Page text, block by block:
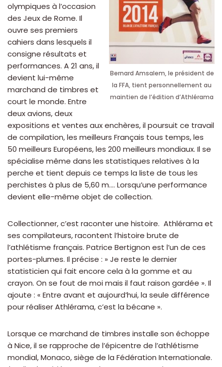
Bernard Amsalem, le président de
la FFA, tient personnellement au
maintien de l’édition d’Athlérama
olympiques à l’occasion
des Jeux de Rome. Il
ouvre ses premiers
cahiers dans lesquels il
consigne résultats et
performances. A 21 ans, il
devient lui-même
marchand de timbres et
court le monde. Entre
deux avions, deux
expositions et ventes aux enchères, il poursuit ce travail
de compilation, les meilleurs Français tous temps, les
50 meilleurs Européens, les 200 meilleurs mondiaux. Il se
spécialise même dans les statistiques relatives à la
perche et tient depuis ce temps la liste de tous les
perchistes à plus de 5,60 m…. Lorsqu’une performance
devient elle-même objet de collection.
Collectionner, c’est raconter une histoire. Athlérama et
ses compilateurs, racontent l’histoire brute de
l’athlétisme français. Patrice Bertignon est l’un de ces
portes-plumes. Il précise : » Je reste le dernier
statisticien qui fait encore cela à la gomme et au
crayon. On se fout de moi mais il faut raison gardée ». Il
ajoute : « Entre avant et aujourd’hui, la seule différence
pour réaliser Athlérama, c’est la bécane ».
Lorsque ce marchand de timbres installe son échoppe
à Nice, il se rapproche de l’épicentre de l’athlétisme
mondial, Monaco, siège de la Fédération Internationale.